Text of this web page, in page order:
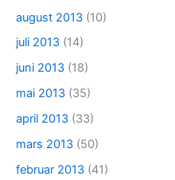
august 2013 (10)
juli 2013 (14)
juni 2013 (18)
mai 2013 (35)
april 2013 (33)
mars 2013 (50)
februar 2013 (41)